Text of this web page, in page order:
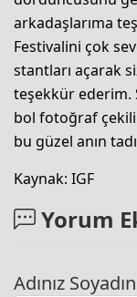
arkadaşlarıma
Festivalini çok
stantları açarak
teşekkür ederim.
bol fotoğraf
bu güzel anın
Kaynak: IGF
Yorum
Adınız